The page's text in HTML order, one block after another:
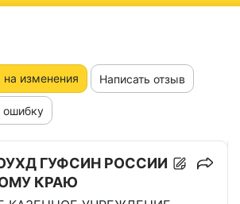
на изменения Написать отзыв
ошибку
ГУФСИН РОССИИ
КРАЮ